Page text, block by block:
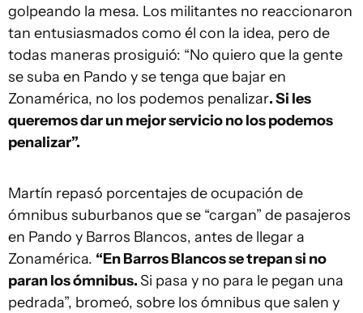
golpeando la mesa. Los militantes no reaccionaron
tan entusiasmados como él con la idea, pero de
todas maneras prosiguió: “No quiero que la gente
se suba en Pando y se tenga que bajar en
Zonamérica, no los podemos penalizar. Si les
queremos dar un mejor servicio no los podemos
penalizar”.
Martín repasó porcentajes de ocupación de
ómnibus suburbanos que se “cargan” de pasajeros
en Pando y Barros Blancos, antes de llegar a
Zonamérica. “En Barros Blancos se trepan si no
paran los ómnibus.Si pasa y no para le pegan una
pedrada”, bromeó, sobre los ómnibus que salen y